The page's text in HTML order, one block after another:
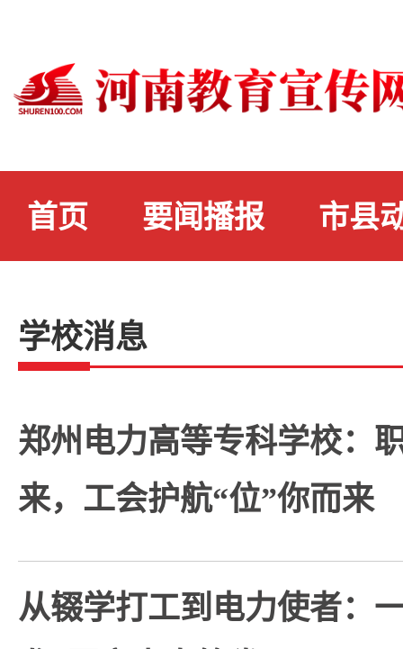
首页 要闻播报 市县
学校消息
郑州电力高等专科学校：
来，工会护航“位”你而来
从辍学打工到电力使者：